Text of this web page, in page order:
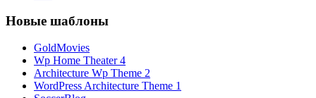
Новые шаблоны
GoldMovies
Wp Home Theater 4
Architecture Wp Theme 2
WordPress Architecture Theme 1